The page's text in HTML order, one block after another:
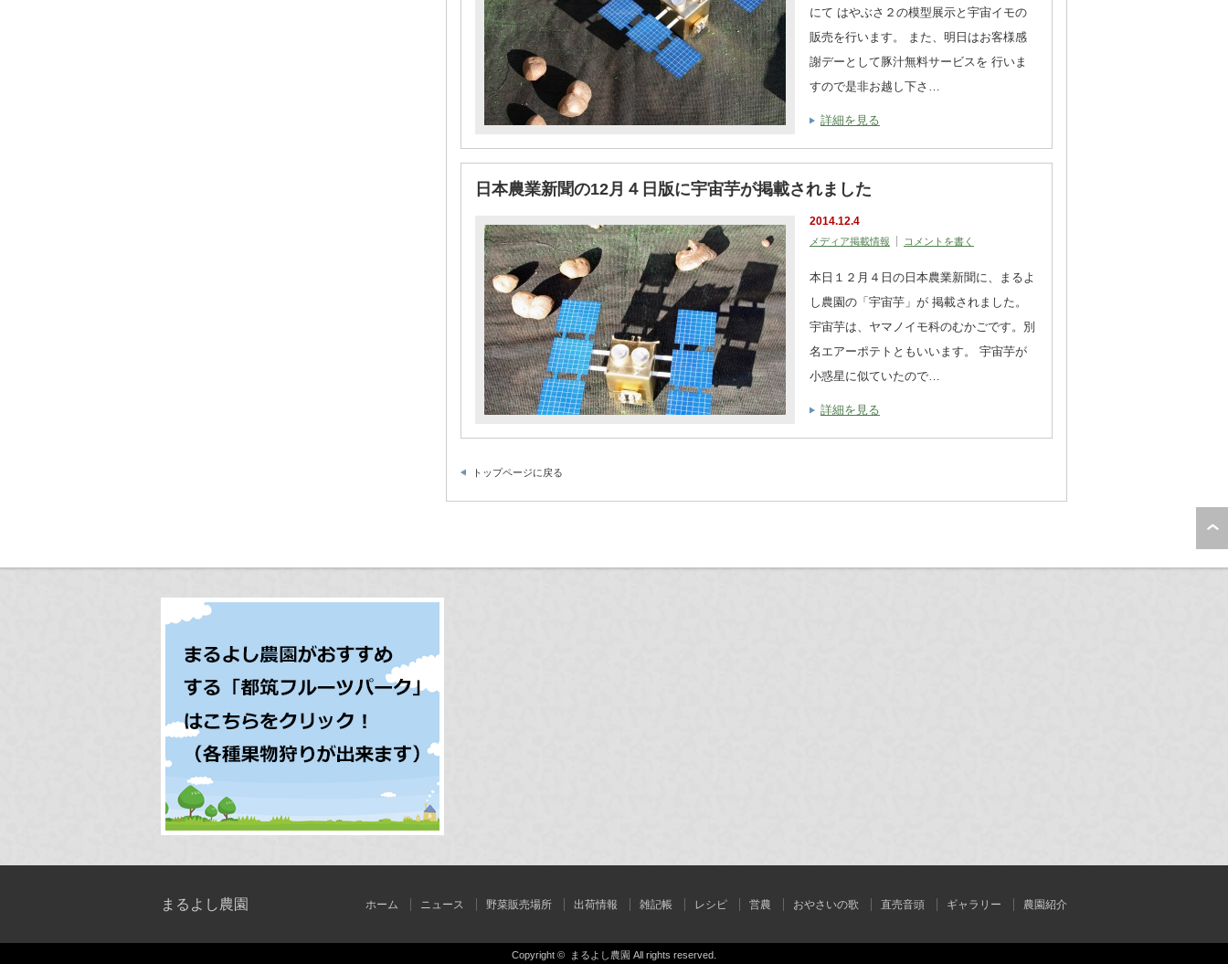
にて はやぶさ２の模型展示と宇宙イモの
販売を行います。 また、明日はお客様感
謝デーとして豚汁無料サービスを 行いま
すので是非お越し下さ…
詳細を見る
日本農業新聞の12月４日版に宇宙芋が掲載されました
2014.12.4
メディア掲載情報 コメントを書く
本日１２月４日の日本農業新聞に、まるよ
し農園の「宇宙芋」が 掲載されました。
宇宙芋は、ヤマノイモ科のむかごです。別
名エアーポテトともいいます。 宇宙芋が
小惑星に似ていたので…
詳細を見る
トップページに戻る
まるよし農園 ホーム ニュース 野菜販売場所 出荷情報 雑記帳 レシピ 営農 おやさいの歌 直売音頭 ギャラリー 農園紹介
Copyright © まるよし農園 All rights reserved.